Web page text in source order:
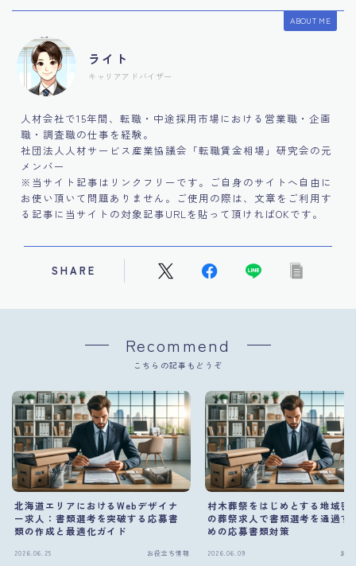
ABOUT ME
ライト
キャリアアドバイザー
人材会社で15年間、転職・中途採用市場における営業職・企画
職・調査職の仕事を経験。
社団法人人材サービス産業協議会「転職賃金相場」研究会の元
メンバー
※当サイト記事はリンクフリーです。ご自身のサイトへ自由に
お使い頂いて問題ありません。ご使用の際は、文章をご利用す
る記事に当サイトの対象記事URLを貼って頂ければOKです。
SHARE
Recommend
こちらの記事もどうぞ
北海道エリアにおけるWebデザイナ
ー求人：書類選考を突破する応募書
類の作成と最適化ガイド
2026.06.25 お役立ち情報
村木葬祭をはじめとする地域密
の葬祭求人で書類選考を通過す
めの応募書類対策
2026.06.09 お